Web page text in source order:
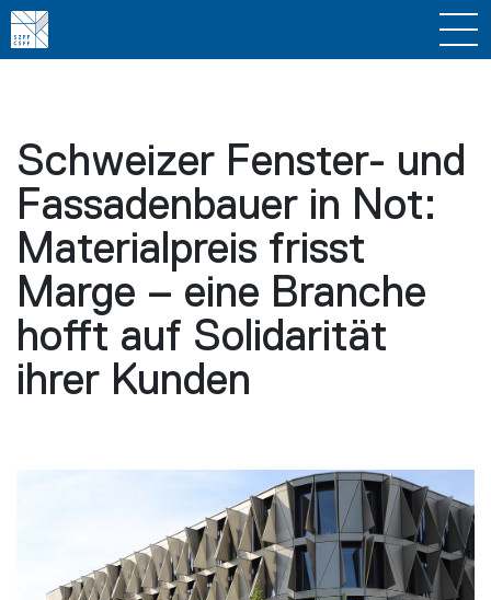
Schweizer Fenster- und
Fassadenbauer in Not:
Materialpreis frisst
Marge – eine Branche
hofft auf Solidarität
ihrer Kunden